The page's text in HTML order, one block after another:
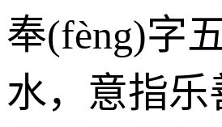
奉(fèng)字
水，意指乐